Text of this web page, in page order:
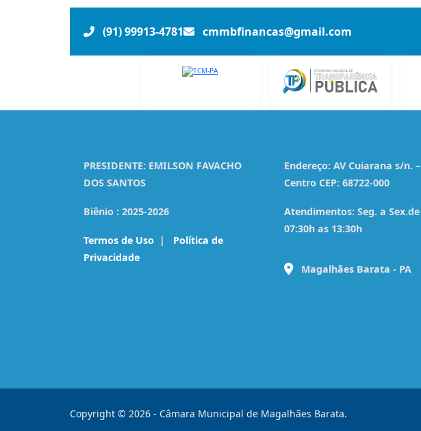
(91) 99913-4781 cmmbfinancas@gmail.com
PRESIDENTE: EMILSON FAVACHO
DOS SANTOS
Biênio : 2025-2026
Termos de Uso |
Política de
Privacidade
Endereço: AV Cuiarana s/n. –
Centro CEP: 68722-000
Atendimentos: Seg. a Sex.de
07:30h as 13:30h
Magalhães Barata - PA
Copyright © 2026 - Câmara Municipal de Magalhães Barata.